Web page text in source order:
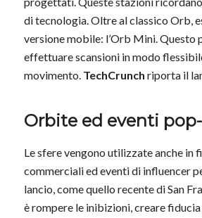
di tecnologia. Oltre al classico Orb,
versione mobile: l’Orb Mini. Questo
effettuare scansioni in modo
movimento. TechCrunch riporta il
Orbite ed eventi
Le sfere vengono utilizzate anche in
commerciali ed eventi di influencer
lancio, come quello recente di San
è rompere le inibizioni, creare fiducia